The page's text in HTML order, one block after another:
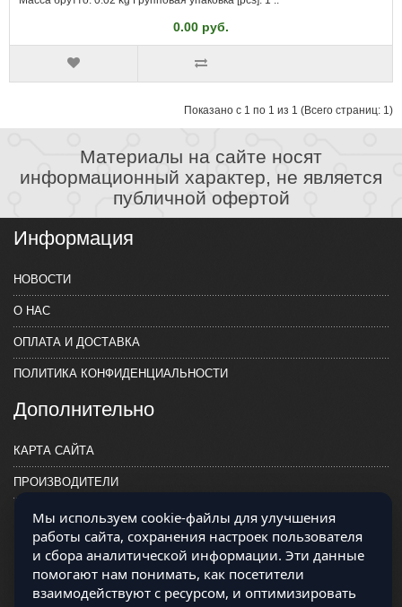
0.00 руб.
Показано с 1 по 1 из 1 (Всего страниц: 1)
Материалы на сайте носят
информационный характер, не является
публичной офертой
Информация
НОВОСТИ
О НАС
ОПЛАТА И ДОСТАВКА
ПОЛИТИКА КОНФИДЕНЦИАЛЬНОСТИ
Дополнительно
КАРТА САЙТА
ПРОИЗВОДИТЕЛИ
КОНТАКТЫ
Мы используем cookie-файлы для улучшения
работы сайта, сохранения настроек пользователя
и сбора аналитической информации. Эти данные
помогают нам понимать, как посетители
взаимодействуют с ресурсом, и оптимизировать